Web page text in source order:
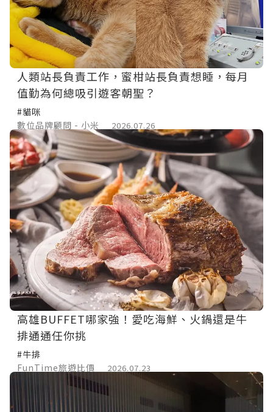
人類站長負責工作，蜜柑站長負責想睡，每月
值勤為何總吸引遊客朝聖？
#貓咪
數位品牌顧問 - 小米
2026.07.26
高雄BUFFET哪家強！愛吃海鮮、火鍋還是牛
排通通任你挑
#牛排
FunTime旅遊比價
2026.07.23